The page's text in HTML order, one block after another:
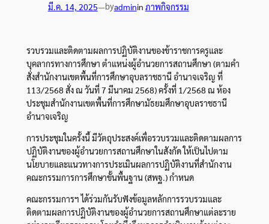
มี.ค. 14, 2025—byadminin ภาพกิจกรรม
รวบรวมและติดตามผลการปฏิบัติงานของข้าราชการครูและ
บุคลากรทางการศึกษา ตำแหน่งผู้อำนวยการสถานศึกษา (ตามคำ
สั่งสำนักงานเขตพื้นที่การศึกษาอุบลราชธานี อำนาจเจริญ ที่
113/2568 สั่ง ณ วันที่ 7 มีนาคม 2568) ครั้งที่ 1/2568 ณ ห้อง
ประชุมสำนักงานเขตพื้นที่การศึกษามัธยมศึกษาอุบลราชธานี
อำนาจเจริญ
การประชุมในครั้งนี้ มีวัตถุประสงค์เพื่อรวบรวมและติดตามผลการ
ปฏิบัติงานของผู้อำนวยการสถานศึกษาในสังกัด ให้เป็นไปตาม
นโยบายและแนวทางการประเมินผลการปฏิบัติงานที่สำนักงาน
คณะกรรมการการศึกษาขั้นพื้นฐาน (สพฐ.) กำหนด
คณะกรรมการฯ ได้ร่วมกันรับฟังข้อมูลหลักการรวบรวมและ
ติดตามผลการปฏิบัติงานของผู้อำนวยการสถานศึกษาแต่ละราย